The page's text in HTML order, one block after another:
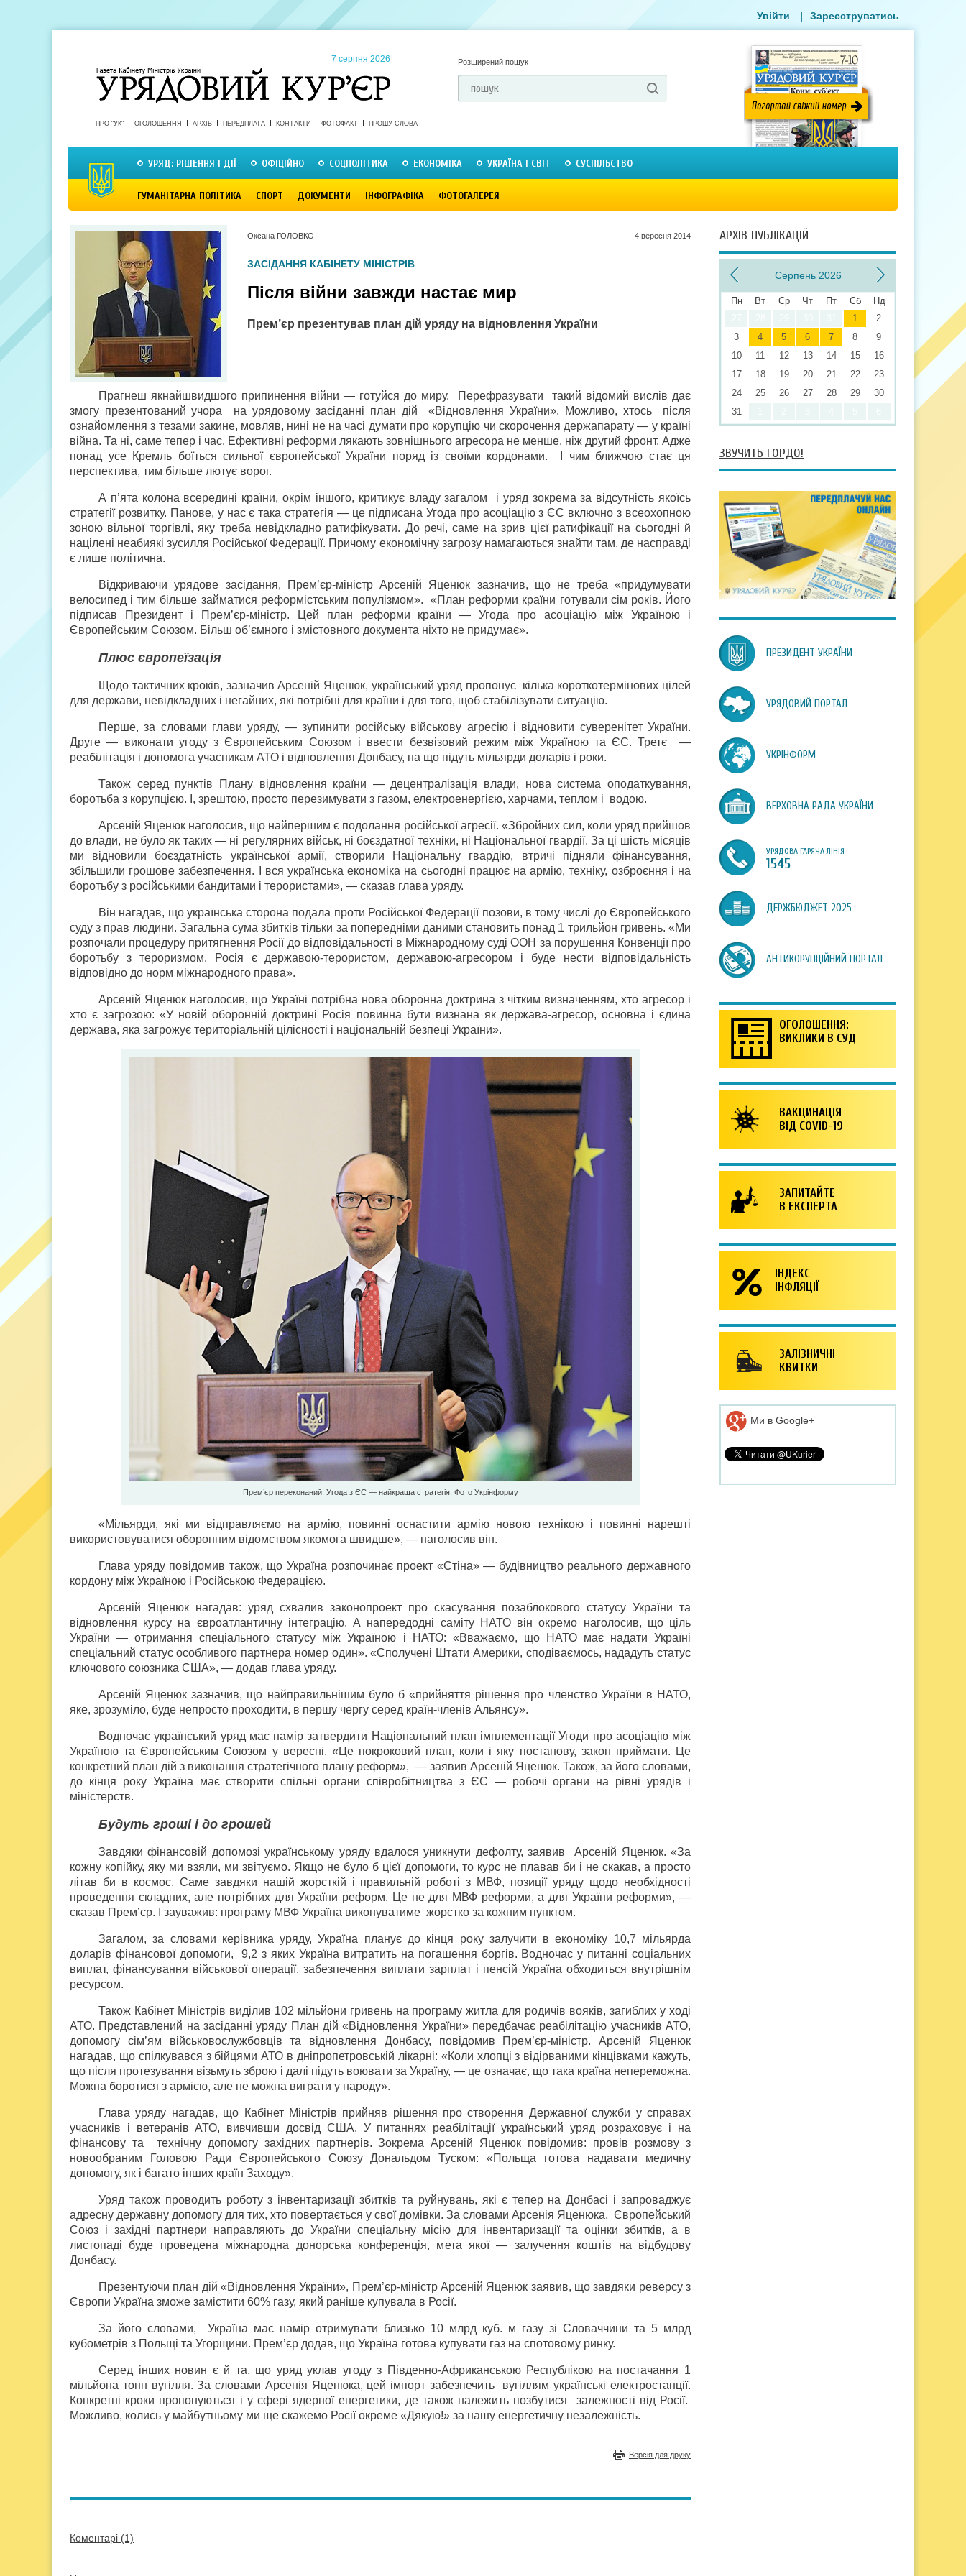
7 серпня 2026 Розширений пошук
ПРО "УК" ОГОЛОШЕННЯ АРХІВ ПЕРЕДПЛАТА КОНТАКТИ ФОТОФАКТ ПРОШУ СЛОВА
УРЯД: РІШЕННЯ І ДІЇ ОФІЦІЙНО СОЦПОЛІТИКА ЕКОНОМІКА УКРАЇНА І СВІТ СУСПІЛЬСТВО
ГУМАНІТАРНА ПОЛІТИКА СПОРТ ДОКУМЕНТИ ІНФОГРАФІКА ФОТОГАЛЕРЕЯ
Увійти | Зареєструватись
Оксана ГОЛОВКО 4 вересня 2014
ЗАСІДАННЯ КАБІНЕТУ МІНІСТРІВ
Після війни завжди настає мир
Прем’єр презентував план дій уряду на відновлення України
Прагнеш якнайшвидшого припинення війни — готуйся до миру. Перефразувати
такий відомий вислів дає
змогу презентований учора
на урядовому засіданні план дій «Відновлення України». Можливо, хтось
після
ознайомлення з тезами закине, мовляв, нині не на часі думати про корупцію чи скорочення держапарату — у країні
війна. Та ні, саме тепер і час. Ефективні реформи лякають зовнішнього агресора не менше, ніж другий фронт. Адже
понад усе Кремль боїться сильної європейської України поряд із своїми кордонами.
І чим ближчою стає ця
перспектива, тим більше лютує ворог.
А п’ята колона всередині країни, окрім іншого, критикує владу загалом
і уряд зокрема за відсутність якоїсь
стратегії розвитку. Панове, у нас є така стратегія — це підписана Угода про асоціацію з ЄС включно з всеохопною
зоною вільної торгівлі, яку треба невідкладно ратифікувати. До речі, саме на зрив цієї ратифікації на сьогодні й
націлені неабиякі зусилля Російської Федерації. Причому економічну загрозу намагаються знайти там, де насправді
є лише політична.
Відкриваючи урядове засідання, Прем’єр-міністр Арсеній Яценюк зазначив, що не треба «придумувати
велосипед і тим більше займатися реформістським популізмом».
«План реформи країни готували сім років. Його
підписав Президент і Прем’єр-міністр. Цей план реформи країни — Угода про асоціацію між Україною і
Європейським Союзом. Більш об’ємного і змістовного документа ніхто не придумає».
Плюс європеїзація
Щодо тактичних кроків, зазначив Арсеній Яценюк, український уряд пропонує
кілька короткотермінових цілей
для держави, невідкладних і негайних, які потрібні для країни і для того, щоб стабілізувати ситуацію.
Перше, за словами глави уряду, — зупинити російську військову агресію і відновити суверенітет України.
Друге — виконати угоду з Європейським Союзом і ввести безвізовий режим між Україною та ЄС. Третє
—
реабілітація і допомога учасникам АТО і відновлення Донбасу, на що підуть мільярди доларів і роки.
Також серед пунктів Плану відновлення країни — децентралізація влади, нова система оподаткування,
боротьба з корупцією. І, зрештою, просто перезимувати з газом, електроенергією, харчами, теплом і водою.
Арсеній Яценюк наголосив, що найпершим є подолання російської агресії. «Збройних сил, коли уряд прийшов
до влади, не було як таких — ні регулярних військ, ні боєздатної техніки, ні Національної гвардії. За ці шість місяців
ми відновили боєздатність української армії, створили Національну гвардію, втричі підняли фінансування,
збільшили грошове забезпечення. І вся українська економіка на сьогодні працює на армію, техніку, озброєння і на
боротьбу з російськими бандитами і терористами», — сказав глава уряду.
Він нагадав, що українська сторона подала проти Російської Федерації позови, в тому числі до Європейського
суду з прав людини. Загальна сума збитків тільки за попередніми даними становить понад 1 трильйон гривень. «Ми
розпочали процедуру притягнення Росії до відповідальності в Міжнародному суді ООН за порушення Конвенції про
боротьбу з тероризмом. Росія є державою-терористом, державою-агресором і буде нести відповідальність
відповідно до норм міжнародного права».
Арсеній Яценюк наголосив, що Україні потрібна нова оборонна доктрина з чітким визначенням, хто агресор і
хто є загрозою: «У новій оборонній доктрині Росія повинна бути визнана як держава-агресор, основна і єдина
держава, яка загрожує територіальній цілісності і національній безпеці України».
Прем’єр переконаний: Угода з ЄС — найкраща стратегія. Фото Укрiнформу
«Мільярди, які ми відправляємо на армію, повинні оснастити армію новою технікою і повинні нарешті
використовуватися оборонним відомством якомога швидше», — наголосив він.
Глава уряду повідомив також, що Україна розпочинає проект «Стіна» — будівництво реального державного
кордону між Україною і Російською Федерацією.
Арсеній Яценюк нагадав: уряд схвалив законопроект про скасування позаблокового статусу України та
відновлення курсу на євроатлантичну інтеграцію. А напередодні саміту НАТО він окремо наголосив, що ціль
України — отримання спеціального статусу між Україною і НАТО: «Вважаємо, що НАТО має надати Україні
спеціальний статус особливого партнера номер один». «Сполучені Штати Америки, сподіваємось, нададуть статус
ключового союзника США», — додав глава уряду.
Арсеній Яценюк зазначив, що найправильнішим було б «прийняття рішення про членство України в НАТО,
яке, зрозуміло, буде непросто проходити, в першу чергу серед країн-членів Альянсу».
Водночас український уряд має намір затвердити Національний план імплементації Угоди про асоціацію між
Україною та Європейським Союзом у вересні. «Це покроковий план, коли і яку постанову, закон приймати. Це
конкретний план дій з виконання стратегічного плану реформ», — заявив Арсеній Яценюк. Також, за його словами,
до кінця року Україна має створити спільні органи співробітництва з ЄС — робочі органи на рівні урядів і
міністерств.
Будуть гроші і до грошей
Завдяки фінансовій допомозі українському уряду вдалося уникнути дефолту, заявив
Арсеній Яценюк. «За
кожну копійку, яку ми взяли, ми звітуємо. Якщо не було б цієї допомоги, то курс не плавав би і не скакав, а просто
літав би в космос. Саме завдяки нашій жорсткій і правильній роботі з МВФ, позиції уряду щодо необхідності
проведення складних, але потрібних для України реформ. Це не для МВФ реформи, а для України реформи», —
сказав Прем’єр. І зауважив: програму МВФ Україна виконуватиме жорстко за кожним пунктом.
Загалом, за словами керівника уряду, Україна планує до кінця року залучити в економіку 10,7 мільярда
доларів фінансової допомоги,
9,2 з яких Україна витратить на погашення боргів. Водночас у питанні соціальних
виплат, фінансування військової операції, забезпечення виплати зарплат і пенсій Україна обходиться внутрішнім
ресурсом.
Також Кабінет Міністрів виділив 102 мільйони гривень на програму житла для родичів вояків, загиблих у ході
АТО. Представлений на засіданні уряду План дій «Відновлення України» передбачає реабілітацію учасників АТО,
допомогу сім’ям військовослужбовців та відновлення Донбасу, повідомив Прем’єр-міністр. Арсеній Яценюк
нагадав, що спілкувався з бійцями АТО в дніпропетровській лікарні: «Коли хлопці з відірваними кінцівками кажуть,
що після протезування візьмуть зброю і далі підуть воювати за Україну, — це означає, що така країна непереможна.
Можна боротися з армією, але не можна виграти у народу».
Глава уряду нагадав, що Кабінет Міністрів прийняв рішення про створення Державної служби у справах
учасників і ветеранів АТО, вивчивши досвід США. У питаннях реабілітації український уряд розраховує і на
фінансову та
технічну допомогу західних партнерів. Зокрема Арсеній Яценюк повідомив: провів розмову з
новообраним Головою Ради Європейського Союзу Дональдом Туском: «Польща готова надавати медичну
допомогу, як і багато інших країн Заходу».
Уряд також проводить роботу з інвентаризації збитків та руйнувань, які є тепер на Донбасі і запроваджує
адресну державну допомогу для тих, хто повертається у свої домівки. За словами Арсенія Яценюка, Європейський
Союз і західні партнери направляють до України спеціальну місію для інвентаризації та оцінки збитків, а в
листопаді буде проведена міжнародна донорська конференція, мета якої — залучення коштів на відбудову
Донбасу.
Презентуючи план дій «Відновлення України», Прем’єр-міністр Арсеній Яценюк заявив, що завдяки реверсу з
Європи Україна зможе замістити 60% газу, який раніше купувала в Росії.
За його словами,
Україна має намір отримувати близько 10 млрд куб. м газу зі Словаччини та 5 млрд
кубометрів з Польщі та Угорщини. Прем’єр додав, що Україна готова купувати газ на спотовому ринку.
Серед інших новин є й та, що уряд уклав угоду з Південно-Африканською Республікою на постачання 1
мільйона тонн вугілля. За словами Арсенія Яценюка, цей імпорт забезпечить
вугіллям українські електростанції.
Конкретні кроки пропонуються і у сфері ядерної енергетики, де також належить позбутися
залежності від Росії.
Можливо, колись у майбутньому ми ще скажемо Росії окреме «Дякую!» за нашу енергетичну незалежність.
Версія для друку
Коментарі (1)
АРХІВ ПУБЛІКАЦІЙ
Серпень 2026
Пн Вт Ср Чт Пт Сб
Нд
1
2
3
4 5 6 7 8
9
10
11 12 13 14 15
16
17
18 19 20 21 22
23
24
25 26 27 28 29
30
31
ЗВУЧИТЬ ГОРДО!
ПРЕЗИДЕНТ УКРАЇНИ
УРЯДОВИЙ ПОРТАЛ
УКРІНФОРМ
ВЕРХОВНА РАДА УКРАЇНИ
УРЯДОВА ГАРЯЧА ЛІНІЯ
1545
ДЕРЖБЮДЖЕТ 2025
АНТИКОРУПЦІЙНИЙ ПОРТАЛ
ОГОЛОШЕННЯ:
ВИКЛИКИ В СУД
ВАКЦИНАЦІЯ
ВІД COVID-19
ЗАПИТАЙТЕ
В ЕКСПЕРТА
ІНДЕКС
ІНФЛЯЦІЇ
ЗАЛІЗНИЧНІ
КВИТКИ
Ми в Google+